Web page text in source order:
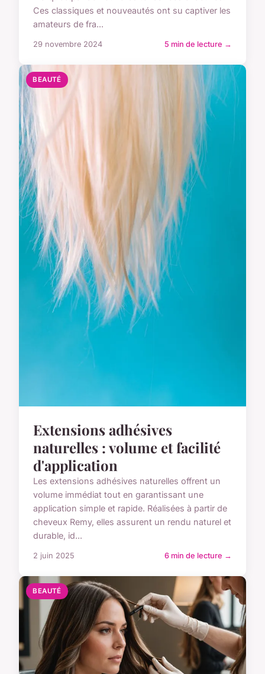
Ces classiques et nouveautés ont su captiver les
amateurs de fra...
29 novembre 2024 5 min de lecture →
BEAUTÉ
Extensions adhésives
naturelles : volume et facilité
d'application
Les extensions adhésives naturelles offrent un
volume immédiat tout en garantissant une
application simple et rapide. Réalisées à partir de
cheveux Remy, elles assurent un rendu naturel et
durable, id...
2 juin 2025 6 min de lecture →
BEAUTÉ